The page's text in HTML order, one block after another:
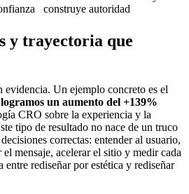
construye autoridad
y trayectoria que
evidencia. Un ejemplo concreto es el
un aumento del +139%
CRO sobre la experiencia y la
tipo de resultado no nace de un truco
correctas: entender al usuario,
mensaje, acelerar el sitio y medir cada
entre rediseñar por estética y rediseñar